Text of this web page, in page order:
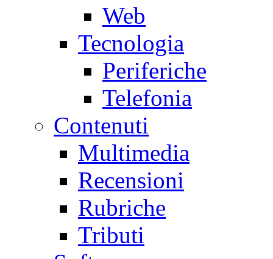
Web
Tecnologia
Periferiche
Telefonia
Contenuti
Multimedia
Recensioni
Rubriche
Tributi